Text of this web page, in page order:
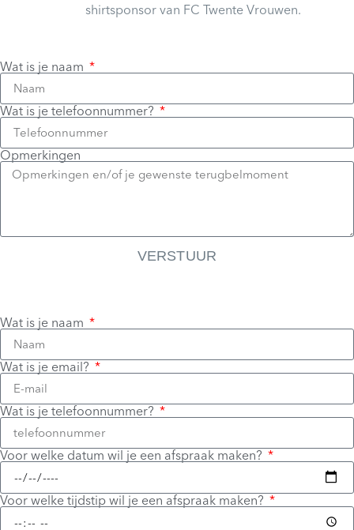
shirtsponsor van FC Twente Vrouwen.
Wat is je naam
Wat is je telefoonnummer?
Opmerkingen
VERSTUUR
Wat is je naam
Wat is je email?
Wat is je telefoonnummer?
Voor welke datum wil je een afspraak maken?
Voor welke tijdstip wil je een afspraak maken?